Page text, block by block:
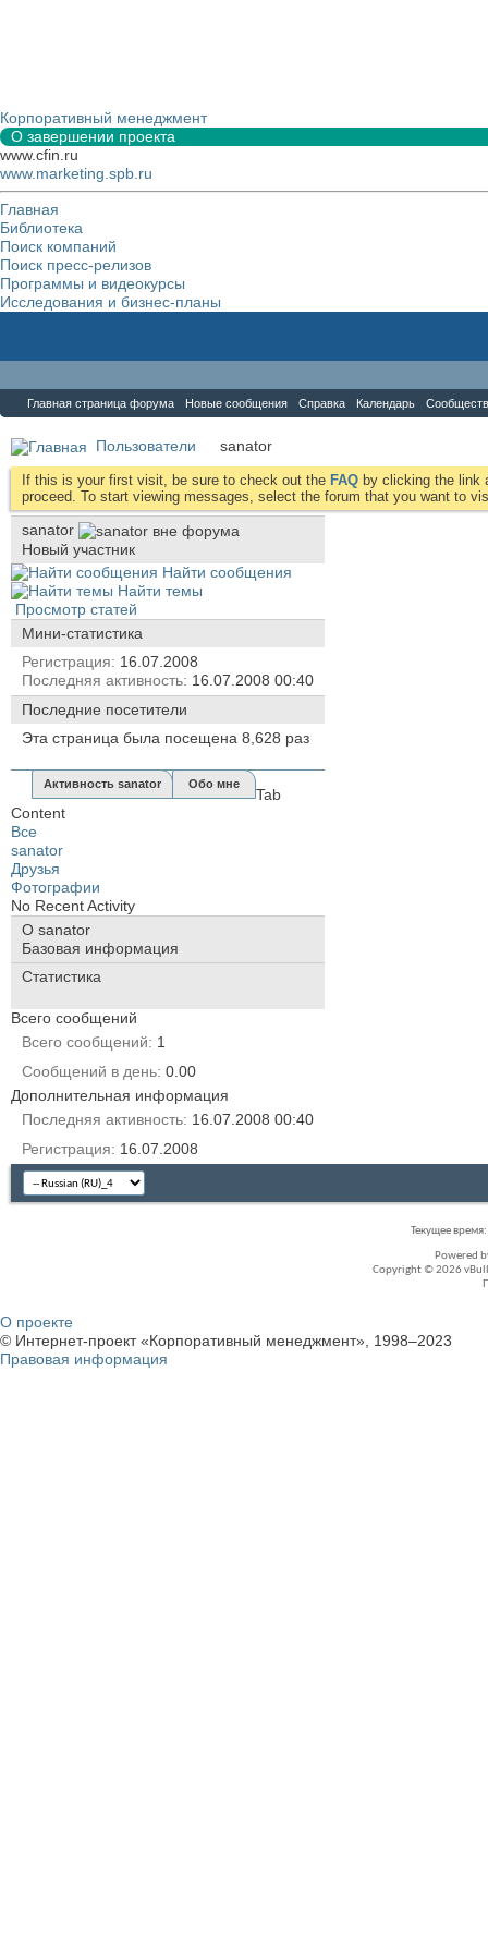
Корпоративный менеджмент
О завершении проекта
www.cfin.ru
www.marketing.spb.ru
Главная
Библиотека
Поиск компаний
Поиск пресс-релизов
Программы и видеокурсы
Исследования и бизнес-планы
Главная страница форума Новые сообщения Справка Календарь
Пользователи sanator
If this is your first visit, be sure to check out the FAQ by clicking the link
proceed. To start viewing messages, select the forum that you want to
sanator
Новый участник
Найти сообщения
Найти темы
Просмотр статей
Мини-статистика
Регистрация
16.07.2008
Последняя активность 16.07.2008 00:40
Последние посетители
Эта страница была посещена 8,628 раз
Активность sanator Обо мне
Tab
Content
Все
sanator
Друзья
Фотографии
No Recent Activity
О sanator
Базовая информация
Статистика
Всего сообщений
Всего сообщений
1
Сообщений в день 0.00
Дополнительная информация
Последняя активность 16.07.2008 00:40
Регистрация
16.07.2008
Текущее время:
Powered
Copyright © 2026
О проекте
© Интернет-проект «Корпоративный менеджмент», 1998–2023
Правовая информация